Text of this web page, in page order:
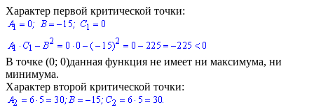
Характер первой критической точки:
В точке (0; 0)данная функция не имеет ни максимума, ни
минимума.
Характер второй критической точки: